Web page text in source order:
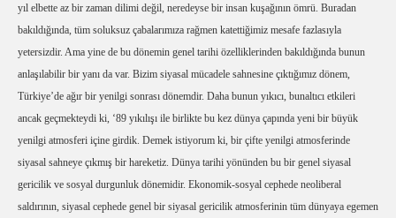
yıl elbette az bir zaman dilimi değil, neredeyse bir insan kuşağının ömrü. Buradan
bakıldığında, tüm soluksuz çabalarımıza rağmen katettiğimiz mesafe fazlasıyla
yetersizdir. Ama yine de bu dönemin genel tarihi özelliklerinden bakıldığında bunun
anlaşılabilir bir yanı da var. Bizim siyasal mücadele sahnesine çıktığımız dönem,
Türkiye’de ağır bir yenilgi sonrası dönemdir. Daha bunun yıkıcı, bunaltıcı etkileri
ancak geçmekteydi ki, ‘89 yıkılışı ile birlikte bu kez dünya çapında yeni bir büyük
yenilgi atmosferi içine girdik. Demek istiyorum ki, bir çifte yenilgi atmosferinde
siyasal sahneye çıkmış bir hareketiz. Dünya tarihi yönünden bu bir genel siyasal
gericilik ve sosyal durgunluk dönemidir. Ekonomik-sosyal cephede neoliberal
saldırının, siyasal cephede genel bir siyasal gericilik atmosferinin tüm dünyaya egemen